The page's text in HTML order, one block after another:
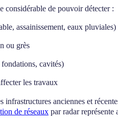
considérable de pouvoir détecter :
assainissement, eaux pluviales)
ou grès
cavités)
les travaux
anciennes et
de réseaux par radar